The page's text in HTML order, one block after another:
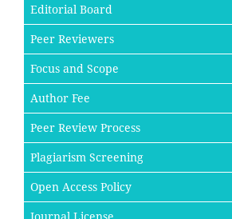
Editorial Board
Peer Reviewers
Focus and Scope
Author Fee
Peer Review Process
Plagiarism Screening
Open Access Policy